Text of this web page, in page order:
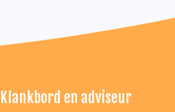
Klankbord en adviseur